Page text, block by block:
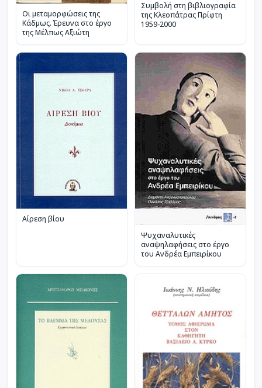
Οι μεταμορφώσεις της
Κάδμως. Έρευνα στο έργο
της Μέλπως Αξιώτη
Συμβολή στη βιβλιογραφία
της Κλεοπάτρας Πρίφτη
1959-2000
Αίρεση βίου
Ψυχαναλυτικές
αναψηλαφήσεις στο έργο
του Ανδρέα Εμπειρίκου